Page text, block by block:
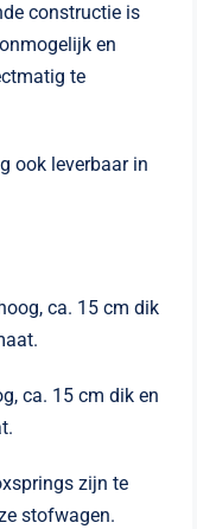
constructie is
en
te
ook leverbaar in
ca. 15 cm dik
ca. 15 cm dik en
zijn te
stofwagen.